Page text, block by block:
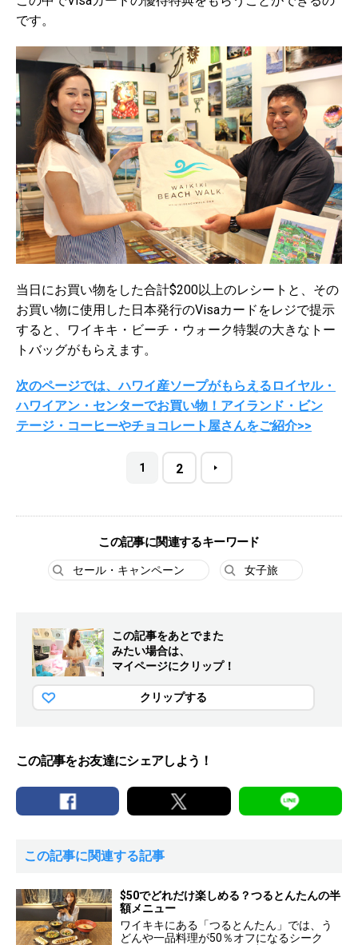
です。
当日にお買い物をした合計$200以上のレシートと、その
お買い物に使用した日本発行のVisaカードをレジで提示
すると、ワイキキ・ビーチ・ウォーク特製の大きなトー
トバッグがもらえます。
次のページでは、ハワイ産ソープがもらえるロイヤル・
ハワイアン・センターでお買い物！アイランド・ビン
テージ・コーヒーやチョコレート屋さんをご紹介>>
1 2
この記事に関連するキーワード
セール・キャンペーン 女子旅
この記事をあとでまた
みたい場合は、
マイページにクリップ！
クリップする
この記事をお友達にシェアしよう！
この記事に関連する記事
$50でどれだけ楽しめる？つるとんたんの半
額メニュー
ワイキキにある「つるとんたん」では、う
どんや一品料理が50％オフになるシーク